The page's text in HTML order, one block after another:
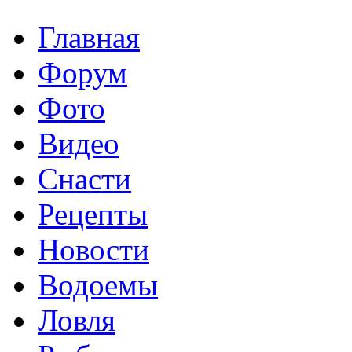
Главная
Форум
Фото
Видео
Снасти
Рецепты
Новости
Водоемы
Ловля